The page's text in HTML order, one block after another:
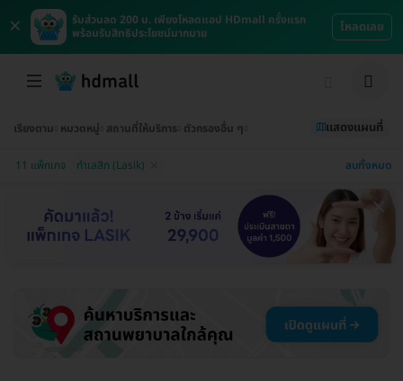
×
รับส่วนลด 200 บ. เพียงโหลดแอป HDmall ครั้งแรก
พร้อมรับสิทธิประโยชน์มากมาย
โหลดเลย
เรียงตาม หมวดหมู่ สถานที่ให้บริการ ตัวกรองอื่น ๆ แสดงแผนที่
11 แพ็กเกจ ทำเลสิก (Lasik) ลบทั้งหมด